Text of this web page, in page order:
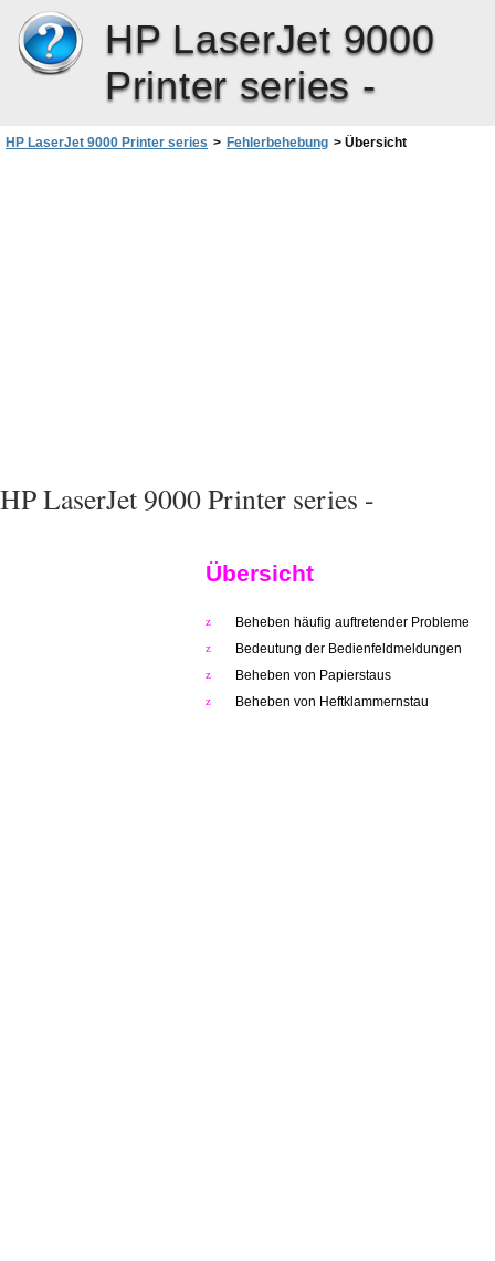
HP LaserJet 9000
Printer series -
HP LaserJet 9000 Printer series > Fehlerbehebung > Übersicht
HP LaserJet 9000 Printer series -
Übersicht
z Beheben häufig auftretender Probleme
z Bedeutung der Bedienfeldmeldungen
z Beheben von Papierstaus
z Beheben von Heftklammernstau